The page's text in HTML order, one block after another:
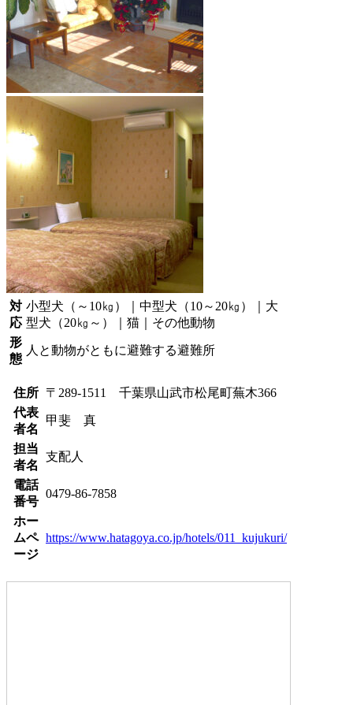
対
応
小型犬（～10㎏）｜中型犬（10～20㎏）｜大
型犬（20㎏～）｜猫｜その他動物
形
態
人と動物がともに避難する避難所
住所
〒289-1511 千葉県山武市松尾町蕪木366
代表
者名
甲斐 真
担当
者名
支配人
電話
番号
0479-86-7858
ホー
ムペ
ージ
https://www.hatagoya.co.jp/hotels/011_kujukuri/